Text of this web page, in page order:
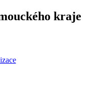
kraje